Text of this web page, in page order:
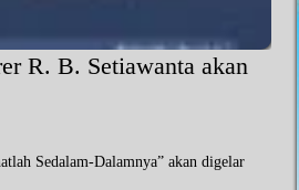
R. B. Setiawanta akan
Sedalam-Dalamnya” akan digelar